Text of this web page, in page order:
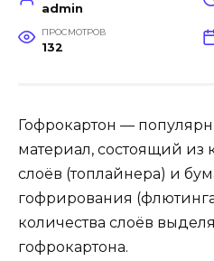
admin
ПРОСМОТРОВ
132
Гофрокартон —
материал, состоящий из
слоёв (топлайнера) и
гофрирования
количества слоёв
гофрокартона.